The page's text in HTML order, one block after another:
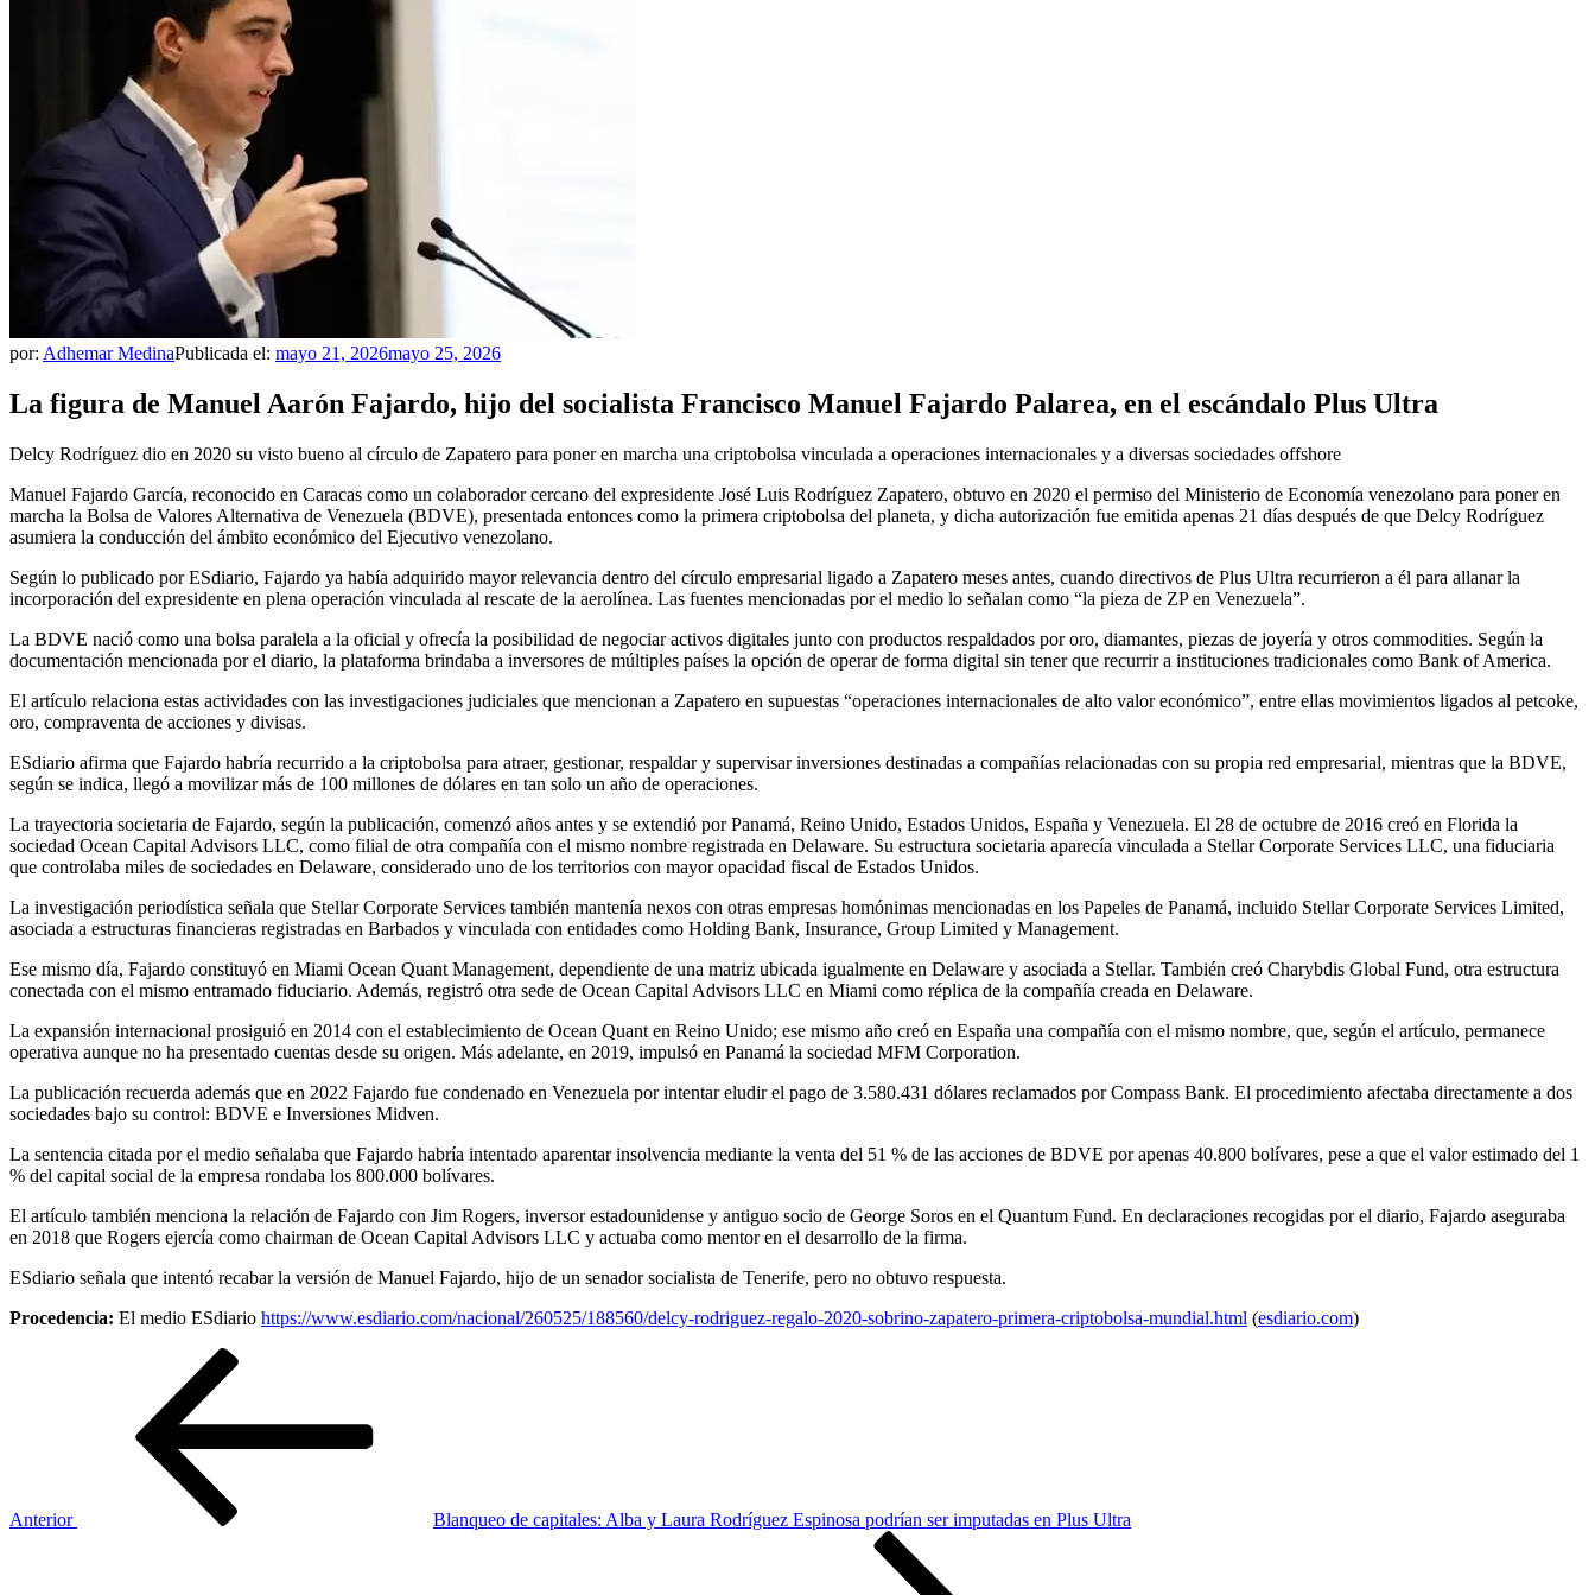
por: Adhemar MedinaPublicada el: mayo 21, 2026mayo 25, 2026
La figura de Manuel Aarón Fajardo, hijo del socialista Francisco Manuel Fajardo Palarea, en el escándalo Plus Ultra
Delcy Rodríguez dio en 2020 su visto bueno al círculo de Zapatero para poner en marcha una criptobolsa vinculada a operaciones internacionales y a diversas sociedades offshore
Manuel Fajardo García, reconocido en Caracas como un colaborador cercano del expresidente José Luis Rodríguez Zapatero, obtuvo en 2020 el permiso del Ministerio de Economía venezolano para poner en
marcha la Bolsa de Valores Alternativa de Venezuela (BDVE), presentada entonces como la primera criptobolsa del planeta, y dicha autorización fue emitida apenas 21 días después de que Delcy Rodríguez
asumiera la conducción del ámbito económico del Ejecutivo venezolano.
Según lo publicado por ESdiario, Fajardo ya había adquirido mayor relevancia dentro del círculo empresarial ligado a Zapatero meses antes, cuando directivos de Plus Ultra recurrieron a él para allanar la
incorporación del expresidente en plena operación vinculada al rescate de la aerolínea. Las fuentes mencionadas por el medio lo señalan como “la pieza de ZP en Venezuela”.
La BDVE nació como una bolsa paralela a la oficial y ofrecía la posibilidad de negociar activos digitales junto con productos respaldados por oro, diamantes, piezas de joyería y otros commodities. Según la
documentación mencionada por el diario, la plataforma brindaba a inversores de múltiples países la opción de operar de forma digital sin tener que recurrir a instituciones tradicionales como Bank of America.
El artículo relaciona estas actividades con las investigaciones judiciales que mencionan a Zapatero en supuestas “operaciones internacionales de alto valor económico”, entre ellas movimientos ligados al petcoke,
oro, compraventa de acciones y divisas.
ESdiario afirma que Fajardo habría recurrido a la criptobolsa para atraer, gestionar, respaldar y supervisar inversiones destinadas a compañías relacionadas con su propia red empresarial, mientras que la BDVE,
según se indica, llegó a movilizar más de 100 millones de dólares en tan solo un año de operaciones.
La trayectoria societaria de Fajardo, según la publicación, comenzó años antes y se extendió por Panamá, Reino Unido, Estados Unidos, España y Venezuela. El 28 de octubre de 2016 creó en Florida la
sociedad Ocean Capital Advisors LLC, como filial de otra compañía con el mismo nombre registrada en Delaware. Su estructura societaria aparecía vinculada a Stellar Corporate Services LLC, una fiduciaria
que controlaba miles de sociedades en Delaware, considerado uno de los territorios con mayor opacidad fiscal de Estados Unidos.
La investigación periodística señala que Stellar Corporate Services también mantenía nexos con otras empresas homónimas mencionadas en los Papeles de Panamá, incluido Stellar Corporate Services Limited,
asociada a estructuras financieras registradas en Barbados y vinculada con entidades como Holding Bank, Insurance, Group Limited y Management.
Ese mismo día, Fajardo constituyó en Miami Ocean Quant Management, dependiente de una matriz ubicada igualmente en Delaware y asociada a Stellar. También creó Charybdis Global Fund, otra estructura
conectada con el mismo entramado fiduciario. Además, registró otra sede de Ocean Capital Advisors LLC en Miami como réplica de la compañía creada en Delaware.
La expansión internacional prosiguió en 2014 con el establecimiento de Ocean Quant en Reino Unido; ese mismo año creó en España una compañía con el mismo nombre, que, según el artículo, permanece
operativa aunque no ha presentado cuentas desde su origen. Más adelante, en 2019, impulsó en Panamá la sociedad MFM Corporation.
La publicación recuerda además que en 2022 Fajardo fue condenado en Venezuela por intentar eludir el pago de 3.580.431 dólares reclamados por Compass Bank. El procedimiento afectaba directamente a dos
sociedades bajo su control: BDVE e Inversiones Midven.
La sentencia citada por el medio señalaba que Fajardo habría intentado aparentar insolvencia mediante la venta del 51 % de las acciones de BDVE por apenas 40.800 bolívares, pese a que el valor estimado del 1
% del capital social de la empresa rondaba los 800.000 bolívares.
El artículo también menciona la relación de Fajardo con Jim Rogers, inversor estadounidense y antiguo socio de George Soros en el Quantum Fund. En declaraciones recogidas por el diario, Fajardo aseguraba
en 2018 que Rogers ejercía como chairman de Ocean Capital Advisors LLC y actuaba como mentor en el desarrollo de la firma.
ESdiario señala que intentó recabar la versión de Manuel Fajardo, hijo de un senador socialista de Tenerife, pero no obtuvo respuesta.
Procedencia: El medio ESdiario https://www.esdiario.com/nacional/260525/188560/delcy-rodriguez-regalo-2020-sobrino-zapatero-primera-criptobolsa-mundial.html (esdiario.com)
Anterior
Blanqueo de capitales: Alba y Laura Rodríguez Espinosa podrían ser imputadas en Plus Ultra